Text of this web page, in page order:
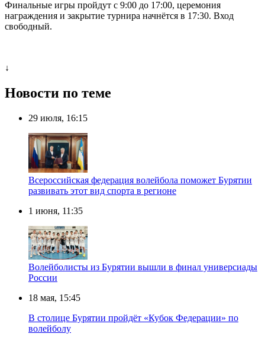
Финальные игры пройдут с 9:00 до 17:00, церемония
награждения и закрытие турнира начнётся в 17:30. Вход
свободный.
↓
Новости по теме
29 июля, 16:15
Всероссийская федерация волейбола поможет Бурятии
развивать этот вид спорта в регионе
1 июня, 11:35
Волейболисты из Бурятии вышли в финал универсиады
России
18 мая, 15:45
В столице Бурятии пройдёт «Кубок Федерации» по
волейболу